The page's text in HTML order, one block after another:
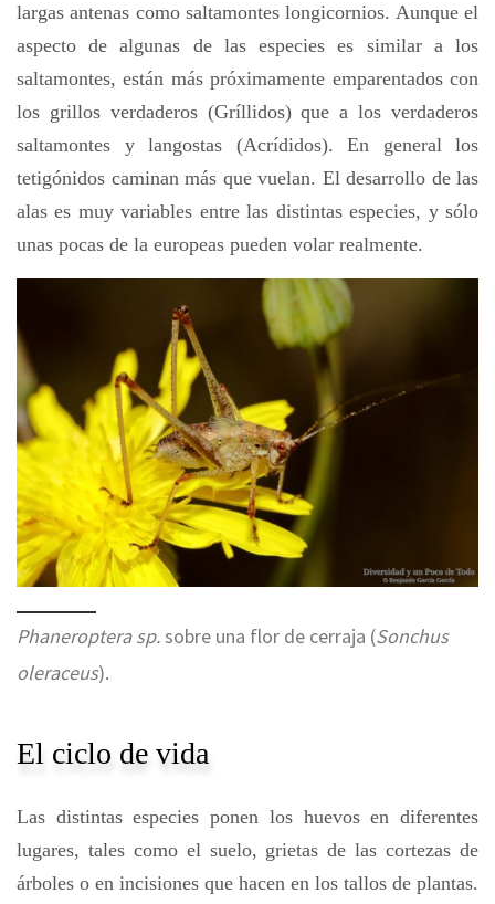
largas antenas como saltamontes longicornios. Aunque el
aspecto de algunas de las especies es similar a los
saltamontes, están más próximamente emparentados con
los grillos verdaderos (Gríllidos) que a los verdaderos
saltamontes y langostas (Acrídidos). En general los
tetigónidos caminan más que vuelan. El desarrollo de las
alas es muy variables entre las distintas especies, y sólo
unas pocas de la europeas pueden volar realmente.
Phaneroptera sp.sobre una flor de cerraja (Sonchus
oleraceus).
El ciclo de vida
Las distintas especies ponen los huevos en diferentes
lugares, tales como el suelo, grietas de las cortezas de
árboles o en incisiones que hacen en los tallos de plantas.